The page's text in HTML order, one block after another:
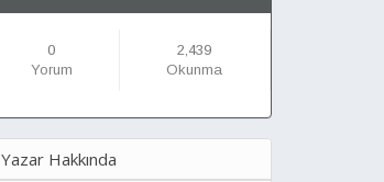
0
Yorum
2,439
Okunma
Yazar Hakkında